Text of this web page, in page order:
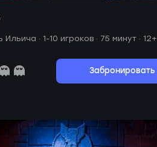
· 1-10 игроков · 75 минут · 12+
Забронировать